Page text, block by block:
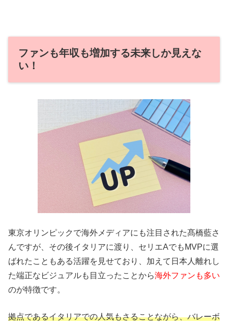
ファンも年収も増加する未来しか見えな
い！
東京オリンピックで海外メディアにも注目された髙橋藍さ
んですが、その後イタリアに渡り、セリエAでもMVPに選
ばれたこともある活躍を見せており、加えて日本人離れし
た端正なビジュアルも目立ったことから海外ファンも多い
のが特徴です。
拠点であるイタリアでの人気もさることながら、バレーボ